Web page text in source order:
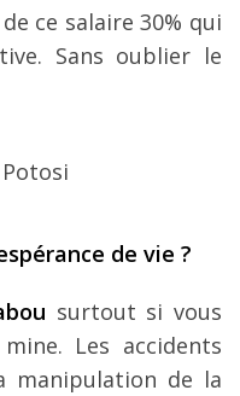
de ce salaire 30% qui
Sans oublier le
de vie ?
surtout si vous
Les accidents
manipulation de la